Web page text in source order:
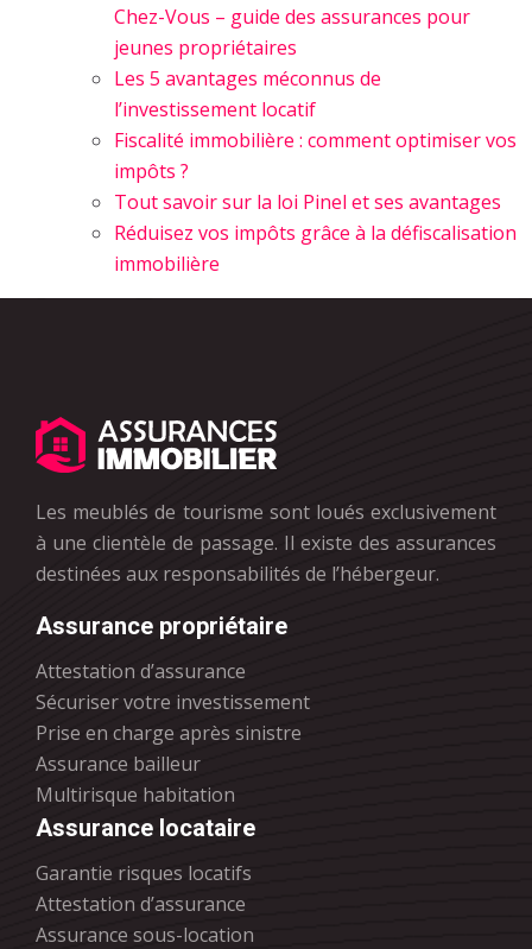
Chez-Vous – guide des assurances pour
jeunes propriétaires
Les 5 avantages méconnus de
l’investissement locatif
Fiscalité immobilière : comment optimiser vos
impôts ?
Tout savoir sur la loi Pinel et ses avantages
Réduisez vos impôts grâce à la défiscalisation
immobilière
Les meublés de tourisme sont loués exclusivement
à une clientèle de passage. Il existe des assurances
destinées aux responsabilités de l’hébergeur.
Assurance propriétaire
Attestation d’assurance
Sécuriser votre investissement
Prise en charge après sinistre
Assurance bailleur
Multirisque habitation
Assurance locataire
Garantie risques locatifs
Attestation d’assurance
Assurance sous-location